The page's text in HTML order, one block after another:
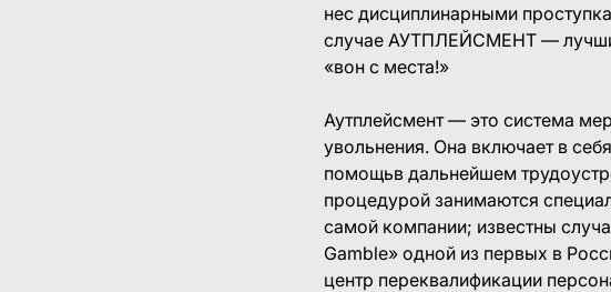
нес дисциплинарными
случае АУТПЛЕЙСМЕНТ —
«вон с места!»
Аутплейсмент — это система
увольнения. Она включает в
помощьв дальнейшем
процедурой занимаются
самой компании; известны
Gamble» одной из первых в
центр переквалификации